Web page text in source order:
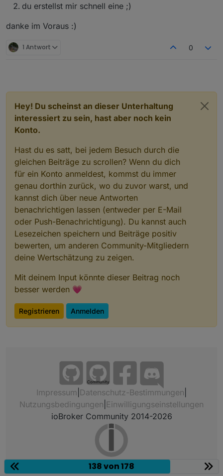
du erstellst mir schnell eine ;)
danke im Voraus :)
1 Antwort 0
Hey! Du scheinst an dieser Unterhaltung
interessiert zu sein, hast aber noch kein
Konto.
Hast du es satt, bei jedem Besuch durch die
gleichen Beiträge zu scrollen? Wenn du dich
für ein Konto anmeldest, kommst du immer
genau dorthin zurück, wo du zuvor warst, und
kannst dich über neue Antworten
benachrichtigen lassen (entweder per E-Mail
oder Push-Benachrichtigung). Du kannst auch
Lesezeichen speichern und Beiträge positiv
bewerten, um anderen Community-Mitgliedern
deine Wertschätzung zu zeigen.
Mit deinem Input könnte dieser Beitrag noch
besser werden 💗
Registrieren Anmelden
Community
Impressum Datenschutz-Bestimmungen
Nutzungsbedingungen Einwilligungseinstellungen
ioBroker Community 2014-2026
138 von 178